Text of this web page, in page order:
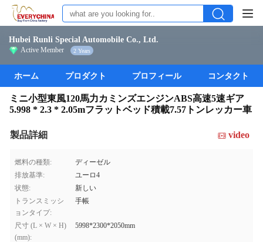
Hubei Runli Special Automobile Co., Ltd.
Active Member 2 Years
ホーム プロダクト プロフィール コンタクト
ミニ小型東風120馬力カミンズエンジンABS高速5速ギア
5.998 * 2.3 * 2.05mフラットベッド積載7.57トンレッカー車
製品詳細 video
燃料の種類:
ディーゼル
排放基準:
ユーロ4
状態:
新しい
トランスミッシ
ョンタイプ:
手帳
尺寸 (L × W × H)
(mm):
5998*2300*2050mm